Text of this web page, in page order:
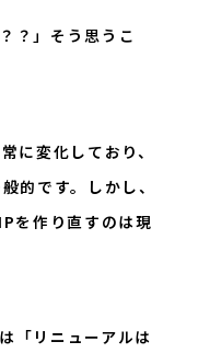
？」そう思うこ
に変化しており、
的です。しかし、
を作り直すのは現
「リニューアルは